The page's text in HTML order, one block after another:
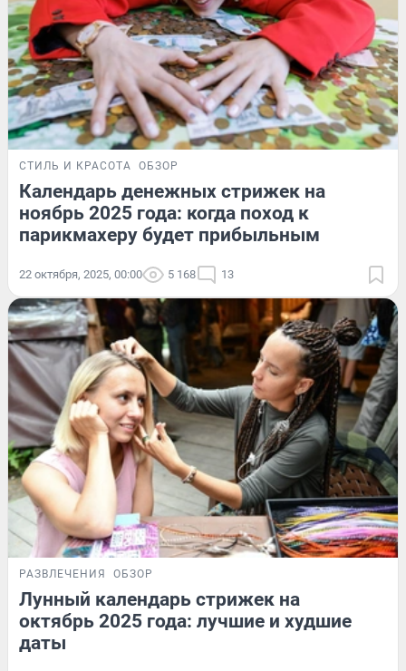
СТИЛЬ И КРАСОТА ОБЗОР
Календарь денежных стрижек на
ноябрь 2025 года: когда поход к
парикмахеру будет прибыльным
22 октября, 2025, 00:00 5 168 13
РАЗВЛЕЧЕНИЯ ОБЗОР
Лунный календарь стрижек на
октябрь 2025 года: лучшие и худшие
даты